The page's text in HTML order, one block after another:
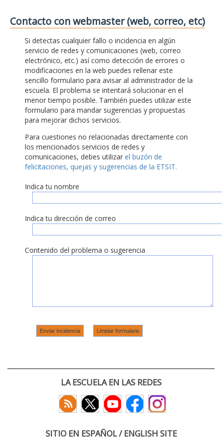
Contacto con webmaster (web, correo, etc)
Si detectas cualquier fallo o incidencia en algún
servicio de redes y comunicaciones (web, correo
electrónico, etc.) así como detección de errores o
modificaciones en la web puedes rellenar este
sencillo formulario para avisar al administrador de la
escuela. El problema se intentará solucionar en el
menor tiempo posible. También puedes utilizar este
formulario para mandar sugerencias y propuestas
para mejorar dichos servicios.
Para cuestiones no relacionadas directamente con
los mencionados servicios de redes y
comunicaciones, debes utilizar el buzón de
felicitaciones, quejas y sugerencias de la ETSIT.
Indica tu nombre
Indica tu dirección de correo
Contenido del problema o sugerencia
LA ESCUELA EN LAS REDES
SITIO EN ESPAÑOL / ENGLISH SITE